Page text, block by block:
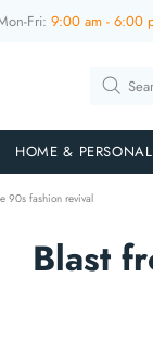
Fri: 9:00 am - 6:00
HOME &
90s fashion revival
Blast